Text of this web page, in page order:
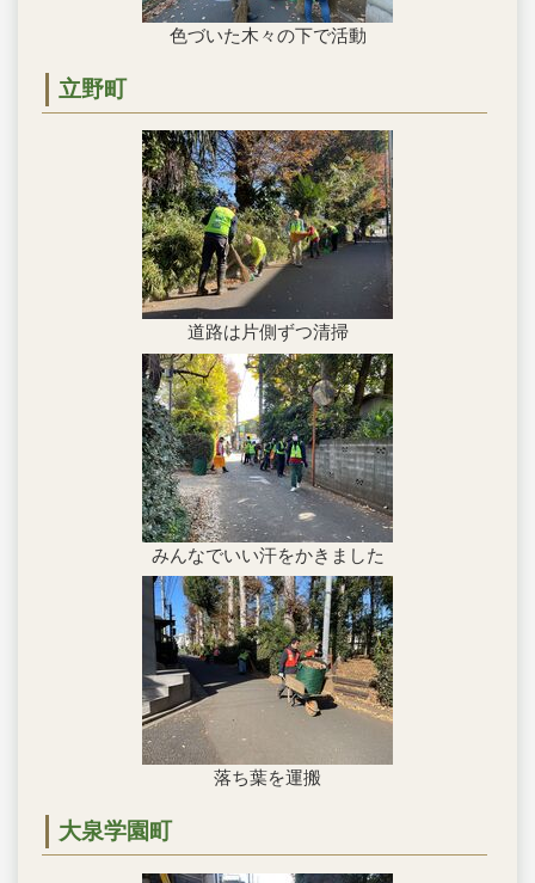
色づいた木々の下で活動
立野町
道路は片側ずつ清掃
みんなでいい汗をかきました
落ち葉を運搬
大泉学園町